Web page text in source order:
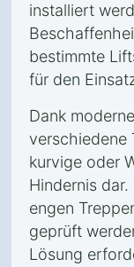
installiert
bestimmte
für den
Dank
verschiedene
kurvige oder
Hindernis
engen
geprüft
Lösung